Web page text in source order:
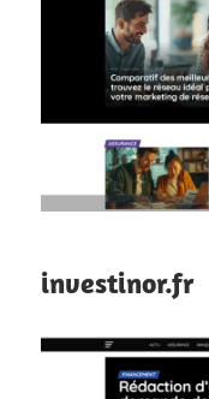
investinor.fr